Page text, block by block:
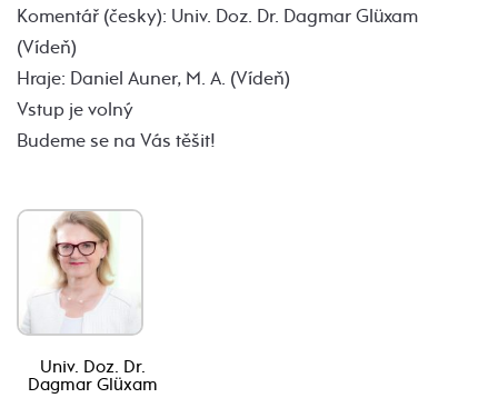
Komentář (česky): Univ. Doz. Dr. Dagmar Glüxam
(Vídeň)
Hraje: Daniel Auner, M. A. (Vídeň)
Vstup je volný
Budeme se na Vás těšit!
Univ. Doz. Dr.
Dagmar Glüxam